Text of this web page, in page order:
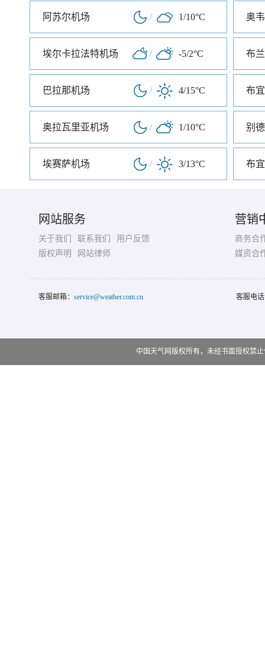
阿苏尔机场 / 1/10°C 奥
埃尔卡拉法特机场 / -5/2°C 布
巴拉那机场 / 4/15°C
奥拉瓦里亚机场 / 1/10°C 别
埃赛萨机场 / 3/13°C 布
网站服务
关于我们 联系我们
用户反馈
版权声明
网站律师
营销
商务合
媒资合
客服邮箱： service@weather.com.cn 客服电
中国天气网版权所有，未经书面授权